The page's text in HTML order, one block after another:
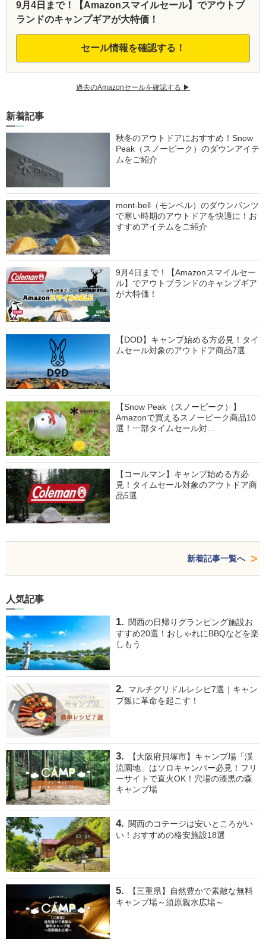
9月4日まで！【Amazonスマイルセール】でアウトブ
ランドのキャンプギアが大特価！
セール情報を確認する！
過去のAmazonセールを確認する ▶︎
新着記事
秋冬のアウトドアにおすすめ！Snow
Peak（スノーピーク）のダウンアイテ
ムをご紹介
mont-bell（モンベル）のダウンパンツ
で寒い時期のアウトドアを快適に！お
すすめアイテムをご紹介
9月4日まで！【Amazonスマイルセー
ル】でアウトブランドのキャンプギア
が大特価！
【DOD】キャンプ始める方必見！タイ
ムセール対象のアウトドア商品7選
【Snow Peak（スノーピーク）】
Amazonで買えるスノーピーク商品10
選！一部タイムセール対…
【コールマン】キャンプ始める方必
見！タイムセール対象のアウトドア商
品5選
新着記事一覧へ
人気記事
関西の日帰りグランピング施設お
すすめ20選！おしゃれにBBQなどを楽
しもう
マルチグリドルレシピ7選｜キャン
プ飯に革命を起こす！
【大阪府貝塚市】キャンプ場「渓
流園地」はソロキャンパー必見！フリ
ーサイトで直火OK！穴場の漆黒の森
キャンプ場
関西のコテージは安いところがい
い！おすすめの格安施設18選
【三重県】自然豊かで素敵な無料
キャンプ場～須原親水広場～